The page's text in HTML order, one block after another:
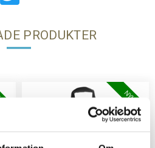
PRODUKTER
NYHET